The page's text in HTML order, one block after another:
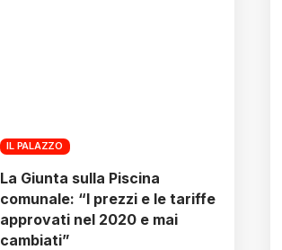
IL PALAZZO
La Giunta sulla Piscina
comunale: “I prezzi e le tariffe
approvati nel 2020 e mai
cambiati”